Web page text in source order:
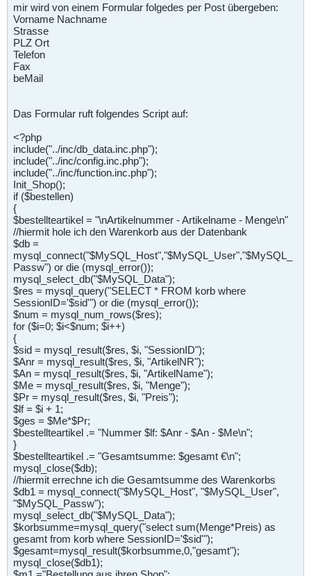
mir wird von einem Formular folgedes per Post übergeben:
Vorname Nachname
Strasse
PLZ Ort
Telefon
Fax
beMail
Das Formular ruft folgendes Script auf:
<?php
include("../inc/db_data.inc.php");
include("../inc/config.inc.php");
include("../inc/function.inc.php");
Init_Shop();
if ($bestellen)
{
$bestellteartikel = "\nArtikelnummer - Artikelname - Menge\n"
//hiermit hole ich den Warenkorb aus der Datenbank
$db =
mysql_connect("$MySQL_Host","$MySQL_User","$MySQL_
Passw") or die (mysql_error());
mysql_select_db("$MySQL_Data");
$res = mysql_query("SELECT * FROM korb where
SessionID='$sid'") or die (mysql_error());
$num = mysql_num_rows($res);
for ($i=0; $i<$num; $i++)
{
$sid = mysql_result($res, $i, "SessionID");
$Anr = mysql_result($res, $i, "ArtikelNR");
$An = mysql_result($res, $i, "ArtikelName");
$Me = mysql_result($res, $i, "Menge");
$Pr = mysql_result($res, $i, "Preis");
$lf = $i + 1;
$ges = $Me*$Pr;
$bestellteartikel .= "Nummer $lf: $Anr - $An - $Me\n";
}
$bestellteartikel .= "Gesamtsumme: $gesamt €\n";
mysql_close($db);
//hiermit errechne ich die Gesamtsumme des Warenkorbs
$db1 = mysql_connect("$MySQL_Host", "$MySQL_User",
"$MySQL_Passw");
mysql_select_db("$MySQL_Data");
$korbsumme=mysql_query("select sum(Menge*Preis) as
gesamt from korb where SessionID='$sid'");
$gesamt=mysql_result($korbsumme,0,"gesamt");
mysql_close($db1);